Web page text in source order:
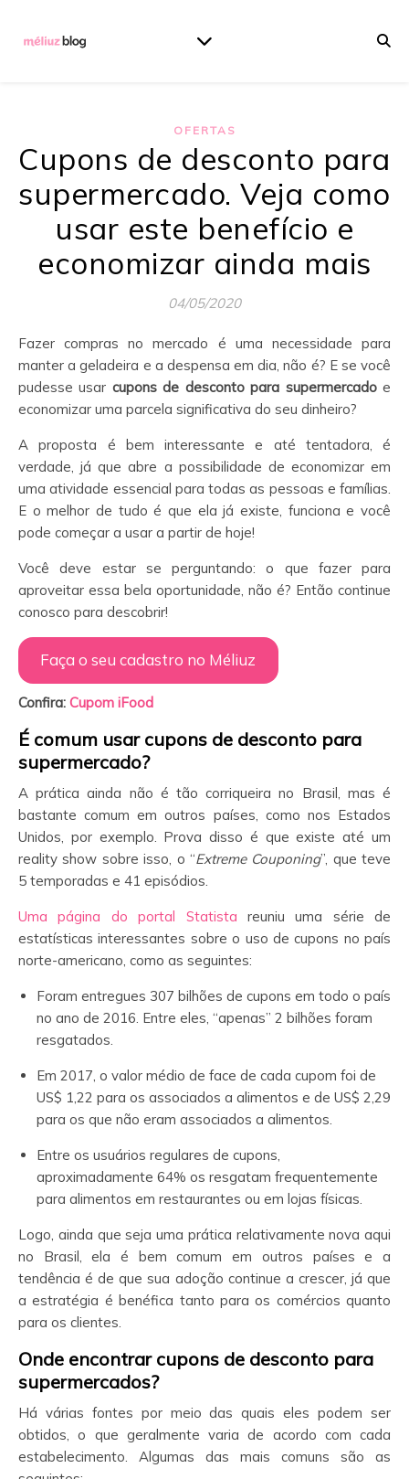
OFERTAS
Cupons de desconto para
supermercado. Veja como
usar este benefício e
economizar ainda mais
04/05/2020
Fazer compras no mercado é uma necessidade para
manter a geladeira e a despensa em dia, não é? E se você
pudesse usar cupons de desconto para supermercadoe
economizar uma parcela significativa do seu dinheiro?
A proposta é bem interessante e até tentadora, é
verdade, já que abre a possibilidade de economizar em
uma atividade essencial para todas as pessoas e famílias.
E o melhor de tudo é que ela já existe, funciona e você
pode começar a usar a partir de hoje!
Você deve estar se perguntando: o que fazer para
aproveitar essa bela oportunidade, não é? Então continue
conosco para descobrir!
Faça o seu cadastro no Méliuz
Confira: Cupom iFood
É comum usar cupons de desconto para
supermercado?
A prática ainda não é tão corriqueira no Brasil, mas é
bastante comum em outros países, como nos Estados
Unidos, por exemplo. Prova disso é que existe até um
reality show sobre isso, o “Extreme Couponing”, que teve
5 temporadas e 41 episódios.
Uma página do portal Statista reuniu uma série de
estatísticas interessantes sobre o uso de cupons no país
norte-americano, como as seguintes:
Foram entregues 307 bilhões de cupons em todo o país
no ano de 2016. Entre eles, “apenas” 2 bilhões foram
resgatados.
Em 2017, o valor médio de face de cada cupom foi de
US$ 1,22 para os associados a alimentos e de US$ 2,29
para os que não eram associados a alimentos.
Entre os usuários regulares de cupons,
aproximadamente 64% os resgatam frequentemente
para alimentos em restaurantes ou em lojas físicas.
Logo, ainda que seja uma prática relativamente nova aqui
no Brasil, ela é bem comum em outros países e a
tendência é de que sua adoção continue a crescer, já que
a estratégia é benéfica tanto para os comércios quanto
para os clientes.
Onde encontrar cupons de desconto para
supermercados?
Há várias fontes por meio das quais eles podem ser
obtidos, o que geralmente varia de acordo com cada
estabelecimento. Algumas das mais comuns são as